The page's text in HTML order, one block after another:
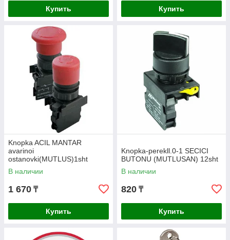
Купить Купить
Knopka ACIL MANTAR
avarinoi
ostanovki(MUTLUS)1sht
В наличии
1 670 ₸
Купить
Knopka-perekll.0-1 SECICI
BUTONU (MUTLUSAN) 12sht
В наличии
820 ₸
Купить